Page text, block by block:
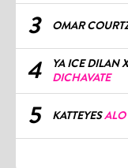
3 OMAR
4
YA ICE DILAN
DICHAVATE
5 KATTEYESALO